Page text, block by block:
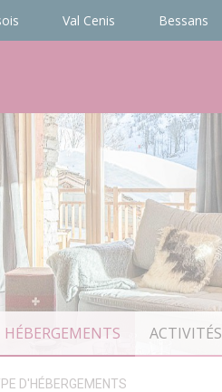
Val Cenis Bessans
HÉBERGEMENTS ACTIVITÉS
D'HÉBERGEMENTS